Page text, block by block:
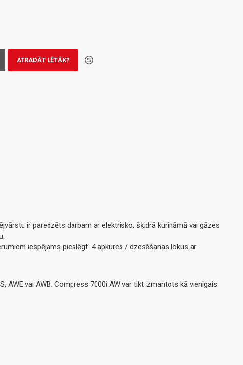
ATRADĀT LĒTĀK?
ir paredzēts darbam ar elektrisko, šķidrā kurināmā vai gāzes
iespējams pieslēgt 4 apkures / dzesēšanas lokus ar
AWE vai AWB. Compress 7000i AW var tikt izmantots kā vienigais